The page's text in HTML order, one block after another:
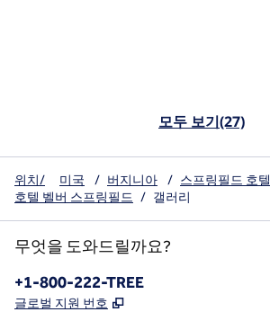
모두 보기(27)
위치/ 미국 / 버지니아 / 스프링필드 호텔
호텔 벨버 스프링필드 / 갤러리
무엇을 도와드릴까요?
전화:
+1-800-222-TREE
글로벌 지원 번호 ,